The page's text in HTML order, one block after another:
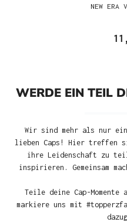
NEW ERA
WERDE EIN TEIL
Wir sind mehr als nur
lieben Caps! Hier treffen
ihre Leidenschaft zu
inspirieren. Gemeinsam
Teile deine Cap-Momente
markiere uns mit